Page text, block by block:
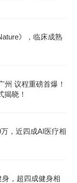
》，临床成熟
州 议程重磅首爆！
揭晓！
，近四成AI医疗相
身，超四成健身相